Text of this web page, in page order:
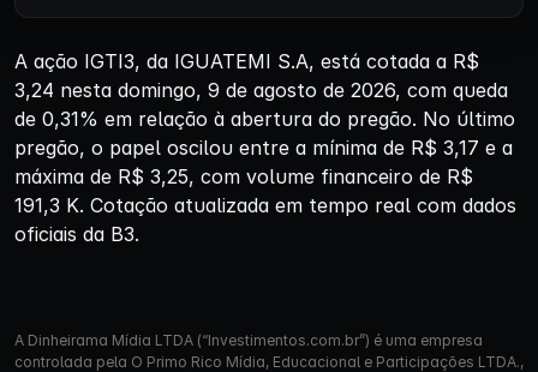
A ação IGTI3, da IGUATEMI S.A, está cotada a R$
3,24 nesta domingo, 9 de agosto de 2026, com queda
de 0,31% em relação à abertura do pregão. No último
pregão, o papel oscilou entre a mínima de R$ 3,17 e a
máxima de R$ 3,25, com volume financeiro de R$
191,3 K. Cotação atualizada em tempo real com dados
oficiais da B3.
A Dinheirama Mídia LTDA (“Investimentos.com.br”) é uma empresa
controlada pela O Primo Rico Mídia, Educacional e Participações LTDA.,